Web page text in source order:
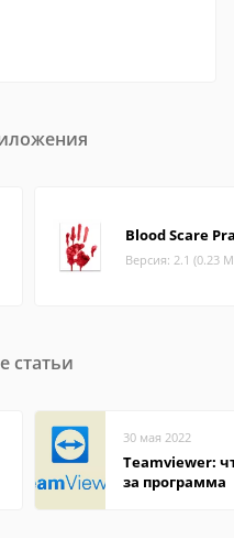
Blood Scare
Версия: 2.1 (0.23
статьи
30 мая 2022
Teamviewer:
за программа